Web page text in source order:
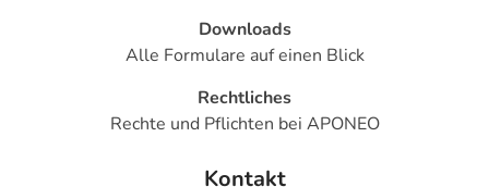
Downloads
Alle Formulare auf einen Blick
Rechtliches
Rechte und Pflichten bei APONEO
Kontakt